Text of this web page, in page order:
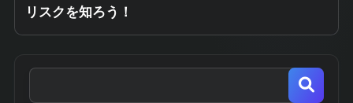
リスクを知ろう！